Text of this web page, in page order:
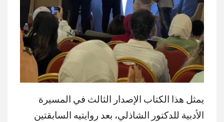
يمثل هذا الكتاب الإصدار الثالث في المسيرة
الأدبية للدكتور الشاذلي، بعد روايتيه السابقتين